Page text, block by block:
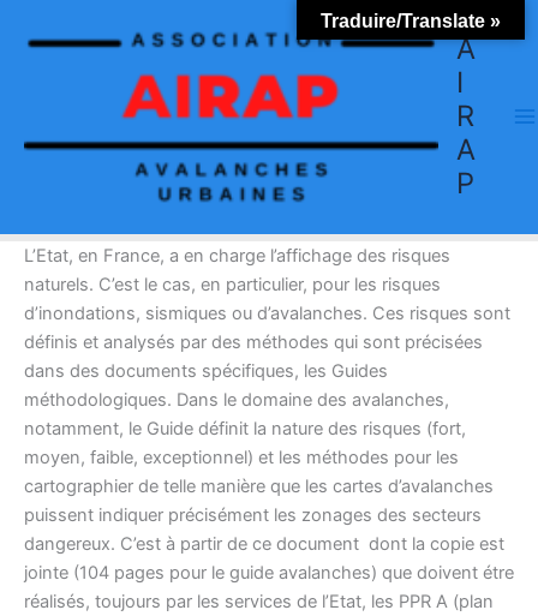
A
I
R
A
P
L’Etat, en France, a en charge l’affichage des risques
naturels. C’est le cas, en particulier, pour les risques
d’inondations, sismiques ou d’avalanches. Ces risques sont
définis et analysés par des méthodes qui sont précisées
dans des documents spécifiques, les Guides
méthodologiques. Dans le domaine des avalanches,
notamment, le Guide définit la nature des risques (fort,
moyen, faible, exceptionnel) et les méthodes pour les
cartographier de telle manière que les cartes d’avalanches
puissent indiquer précisément les zonages des secteurs
dangereux. C’est à partir de ce document dont la copie est
jointe (104 pages pour le guide avalanches) que doivent étre
réalisés, toujours par les services de l’Etat, les PPR A (plan
Traduire/Translate »